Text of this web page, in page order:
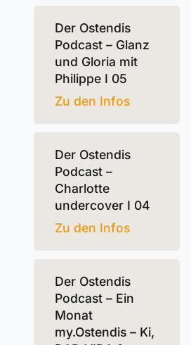
Der Ostendis
Podcast – Glanz
und Gloria mit
Philippe I 05
Zu den Infos
Der Ostendis
Podcast –
Charlotte
undercover I 04
Zu den Infos
Der Ostendis
Podcast – Ein
Monat
my.Ostendis – Ki,